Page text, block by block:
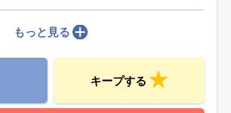
もっと見る
キープする